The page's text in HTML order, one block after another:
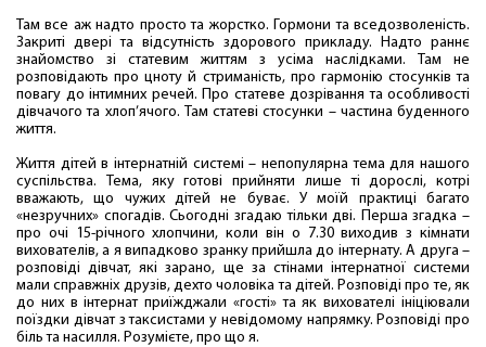
Там все аж надто просто та жорстко. Гормони та вседозволеність.
Закриті двері та відсутність здорового прикладу. Надто раннє
знайомство зі статевим життям з усіма наслідками. Там не
розповідають про цноту й стриманість, про гармонію стосунків та
повагу до інтимних речей. Про статеве дозрівання та особливості
дівчачого та хлоп’ячого. Там статеві стосунки – частина буденного
життя.
Життя дітей в інтернатній системі – непопулярна тема для нашого
суспільства. Тема, яку готові прийняти лише ті дорослі, котрі
вважають, що чужих дітей не буває. У моїй практиці багато
«незручних» спогадів. Сьогодні згадаю тільки дві. Перша згадка –
про очі 15-річного хлопчини, коли він о 7.30 виходив з кімнати
вихователів, а я випадково зранку прийшла до інтернату. А друга –
розповіді дівчат, які зарано, ще за стінами інтернатної системи
мали справжніх друзів, дехто чоловіка та дітей. Розповіді про те, як
до них в інтернат приїжджали «гості» та як вихователі ініціювали
поїздки дівчат з таксистами у невідомому напрямку. Розповіді про
біль та насилля. Розумієте, про що я.